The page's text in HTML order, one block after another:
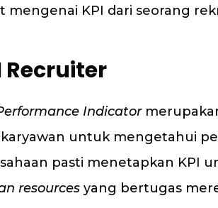
mengenai KPI dari seorang
Recruiter
Indicator
untuk mengetahui
pasti menetapkan KPI
resources yang bertugas